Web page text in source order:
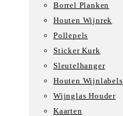
Borrel Planken
Houten Wijnrek
Pollepels
Sticker Kurk
Sleutelhanger
Houten Wijnlabels
Wijnglas Houder
Kaarten